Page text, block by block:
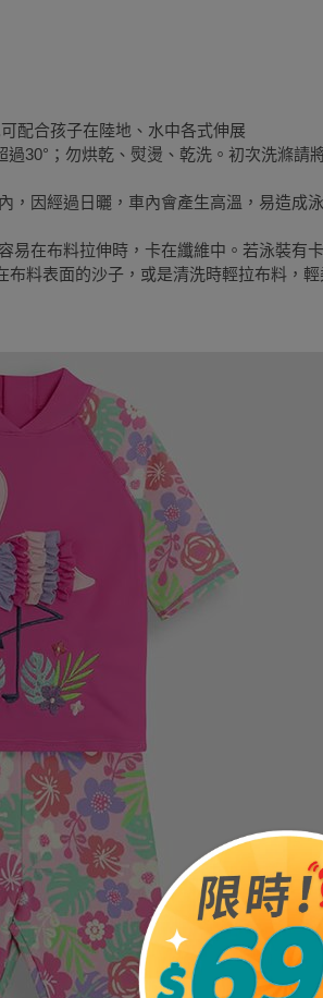
配合孩子在陸地、水中各式伸展
30°；勿烘乾、熨燙、乾洗。初次洗滌請
，因經過日曬，車內會產生高溫，易造成
在布料拉伸時，卡在纖維中。若泳裝有卡
料表面的沙子，或是清洗時輕拉布料，